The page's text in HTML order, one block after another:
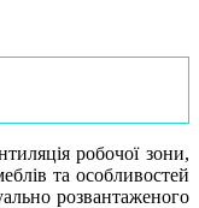
робочої зони,
та особливостей
розвантаженого